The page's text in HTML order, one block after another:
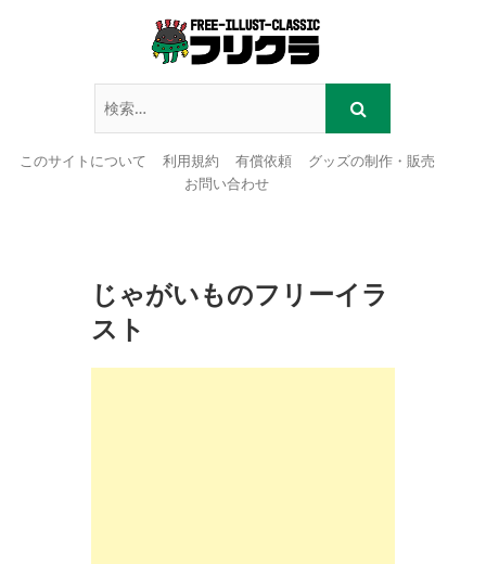
このサイトについて 利用規約 有償依頼
グッズの制作・販売
お問い合わせ
じゃがいものフリーイラ
スト